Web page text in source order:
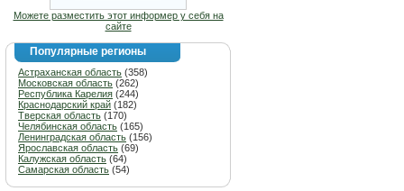
Можете разместить этот информер у себя на
сайте
Популярные регионы
Астраханская область (358)
Московская область (262)
Республика Карелия (244)
Краснодарский край (182)
Тверская область (170)
Челябинская область (165)
Ленинградская область (156)
Ярославская область (69)
Калужская область (64)
Самарская область (54)